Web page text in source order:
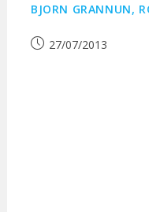
BJORN GRANNUN,
Publication
27/07/2013